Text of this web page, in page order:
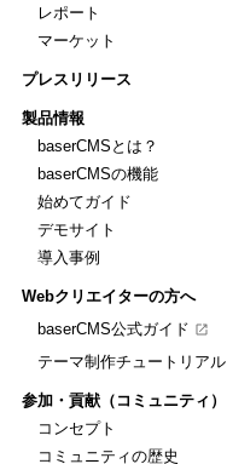
レポート
マーケット
プレスリリース
製品情報
baserCMSとは？
baserCMSの機能
始めてガイド
デモサイト
導入事例
Webクリエイターの方へ
baserCMS公式ガイド
テーマ制作チュートリアル
参加・貢献（コミュニティ）
コンセプト
コミュニティの歴史